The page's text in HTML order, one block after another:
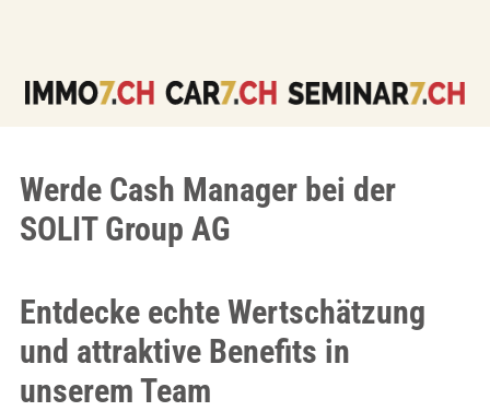
Werde Cash Manager bei der
SOLIT Group AG
Entdecke echte Wertschätzung
und attraktive Benefits in
unserem Team